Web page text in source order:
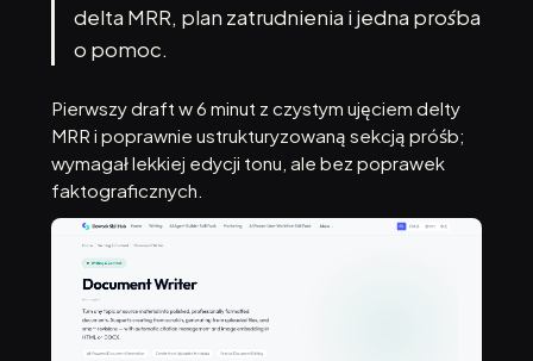
delta MRR, plan zatrudnienia i jedna prośba
o pomoc.
Pierwszy draft w 6 minut z czystym ujęciem delty
MRR i poprawnie ustrukturyzowaną sekcją próśb;
wymagał lekkiej edycji tonu, ale bez poprawek
faktograficznych.